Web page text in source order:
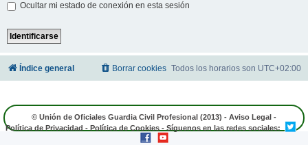
Ocultar mi estado de conexión en esta sesión
Índice general Todos los horarios son UTC+02:00
Borrar cookies
© Unión de Oficiales Guardia Civil Profesional (2013) - Aviso Legal -
Política de Privacidad - Política de Cookies - Síguenos en las redes sociales: